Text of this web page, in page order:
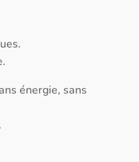
énergie, sans